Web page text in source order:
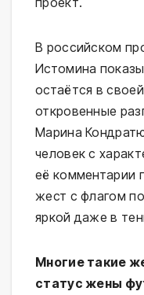
В российском
Истомина
остаётся в
откровенные
Марина
человек с
её комментарии
жест с флагом
яркой даже в
Многие такие
статус жены